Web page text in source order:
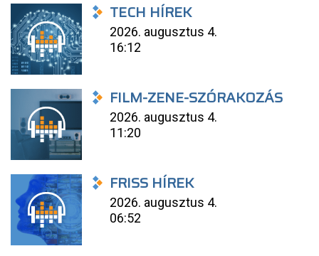
TECH HÍREK
2026. augusztus 4.
16:12
FILM-ZENE-SZÓRAKOZÁS
2026. augusztus 4.
11:20
FRISS HÍREK
2026. augusztus 4.
06:52